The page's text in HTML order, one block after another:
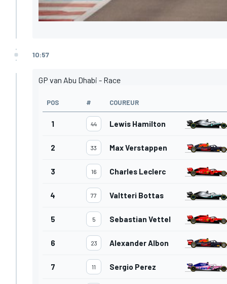
10:57
GP van Abu Dhabi - Race
POS # COUREUR
1 44 Lewis Hamilton
2 33 Max Verstappen
3 16 Charles Leclerc
4 77 Valtteri Bottas
5 5 Sebastian Vettel
6 23 Alexander Albon
7 11 Sergio Perez